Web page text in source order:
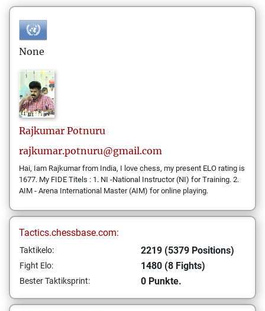
None
Rajkumar Potnuru
rajkumar.potnuru@gmail.com
Hai, Iam Rajkumar from India, I love chess, my present ELO rating is
1677. My FIDE Titels : 1. NI -National Instructor (NI) for Training. 2.
AIM - Arena International Master (AIM) for online playing.
Tactics.chessbase.com:
Taktikelo: 2219 (5379 Positions)
Fight Elo: 1480 (8 Fights)
Bester Taktiksprint: 0 Punkte.